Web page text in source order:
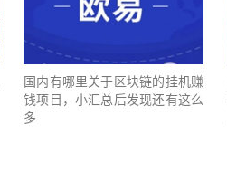
国内有哪里关于区块链的挂机赚
钱项目，小汇总后发现还有这么
多